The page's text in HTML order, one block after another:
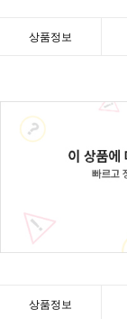
상품정보
상품정보